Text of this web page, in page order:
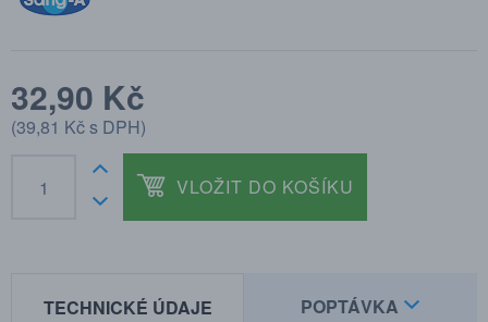
32,90 Kč
(39,81 Kčs DPH)
VLOŽIT DO KOŠÍKU
TECHNICKÉ ÚDAJE POPTÁVKA